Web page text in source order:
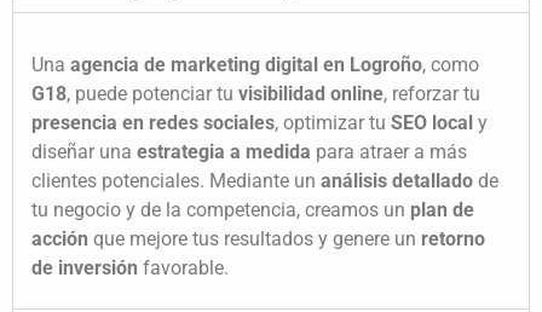
Una agencia de marketing digital en Logroño, como
G18, puede potenciar tu visibilidad online, reforzar tu
presencia en redes sociales, optimizar tu SEO local y
diseñar una estrategia a medida para atraer a más
clientes potenciales. Mediante un análisis detallado de
tu negocio y de la competencia, creamos un plan de
acción que mejore tus resultados y genere un retorno
de inversión favorable.